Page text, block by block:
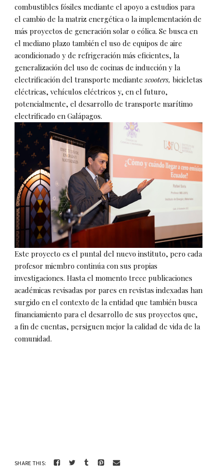
combustibles fósiles mediante el apoyo a estudios para
el cambio de la matriz energética o la implementación de
más proyectos de generación solar o eólica. Se busca en
el mediano plazo también el uso de equipos de aire
acondicionado y de refrigeración más eficientes, la
generalización del uso de cocinas de inducción y la
electrificación del transporte mediantescooters, bicicletas
eléctricas, vehículos eléctricos y, en el futuro,
potencialmente, el desarrollo de transporte marítimo
electrificado en Galápagos.
Este proyecto es el puntal del nuevo instituto, pero cada
profesor miembro continúa con sus propias
investigaciones. Hasta el momento trece publicaciones
académicas revisadas por pares en revistas indexadas han
surgido en el contexto de la entidad que también busca
financiamiento para el desarrollo de sus proyectos que,
a fin de cuentas, persiguen mejor la calidad de vida de la
comunidad.
SHARE THIS: